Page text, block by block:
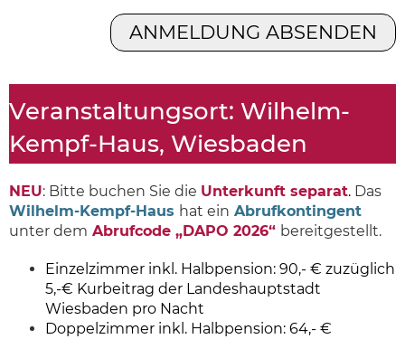
Veranstaltungsort: Wilhelm-
Kempf-Haus, Wiesbaden
NEU: Bitte buchen Sie die Unterkunft separat. Das
Wilhelm-Kempf-Haus hat ein Abrufkontingent
unter dem Abrufcode „DAPO 2026“ bereitgestellt.
Einzelzimmer inkl. Halbpension: 90,- € zuzüglich
5,-€ Kurbeitrag der Landeshauptstadt
Wiesbaden pro Nacht
Doppelzimmer inkl. Halbpension: 64,- €